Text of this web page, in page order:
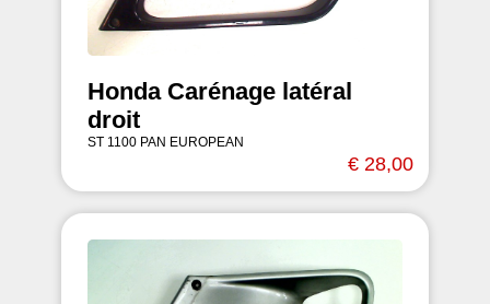
Honda Carénage latéral
droit
ST 1100 PAN EUROPEAN
€ 28,00